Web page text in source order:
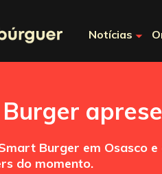
Notícias
Burger em Osasco
do momento.